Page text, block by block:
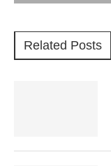
Related Posts